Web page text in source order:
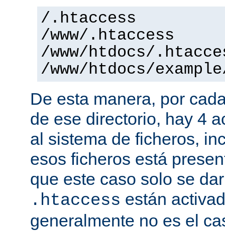
/.htaccess
/www/.htaccess
/www/htdocs/
/www/htdocs/
De esta manera, por
de ese directorio, hay 4
al sistema de ficheros,
esos ficheros está
que este caso solo se
.htaccess están
generalmente no es el